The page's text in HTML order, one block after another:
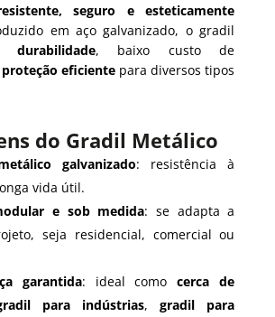
seguro e esteticamente
em aço galvanizado, o gradil
durabilidade, baixo custo de
proteção eficiente para diversos tipos
do Gradil Metálico
galvanizado: resistência à
vida útil.
e sob medida: se adapta a
seja residencial, comercial ou
garantida: ideal comocerca de
para indústrias,gradil para